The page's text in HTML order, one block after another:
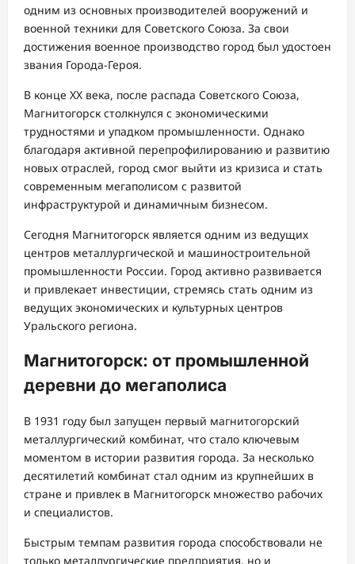
одним из основных производителей вооружений и
военной техники для Советского Союза. За свои
достижения военное производство город был удостоен
звания Города-Героя.
В конце XX века, после распада Советского Союза,
Магнитогорск столкнулся с экономическими
трудностями и упадком промышленности. Однако
благодаря активной перепрофилированию и развитию
новых отраслей, город смог выйти из кризиса и стать
современным мегаполисом с развитой
инфраструктурой и динамичным бизнесом.
Сегодня Магнитогорск является одним из ведущих
центров металлургической и машиностроительной
промышленности России. Город активно развивается
и привлекает инвестиции, стремясь стать одним из
ведущих экономических и культурных центров
Уральского региона.
Магнитогорск: от промышленной
деревни до мегаполиса
В 1931 году был запущен первый магнитогорский
металлургический комбинат, что стало ключевым
моментом в истории развития города. За несколько
десятилетий комбинат стал одним из крупнейших в
стране и привлек в Магнитогорск множество рабочих
и специалистов.
Быстрым темпам развития города способствовали не
только металлургические предприятия, но и